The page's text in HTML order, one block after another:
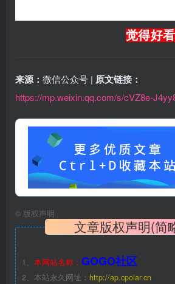
觉得好
来源： 微信公众号 | 原文链接：
https://mp.weixin.qq.com/s/cVZ8e-
© 版权声明
文章版权声明(简
1、 本网站名称： GOGO社区
2、本站永久网址： http://ap.cpolar.cn